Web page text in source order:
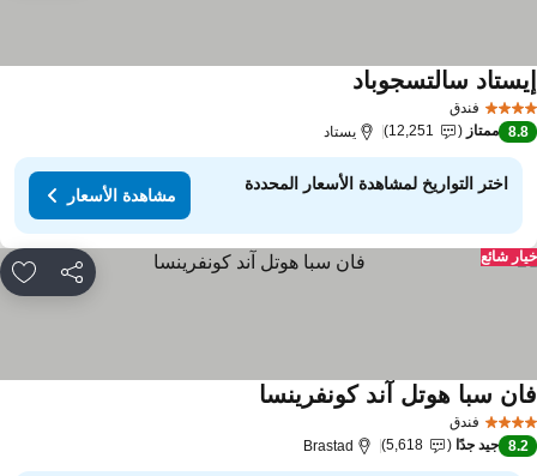
فندق
سالتسجوباد
8.8 ممتاز 12,251 يستاد
اختر التواريخ لمشاهدة الأسعار المحددة
مشاهدة الأسعار
مشاركة
شائع
فندق
سبا هوتل آند كونفرينسا
8.2 جيد جدًا 5,618
Brastad